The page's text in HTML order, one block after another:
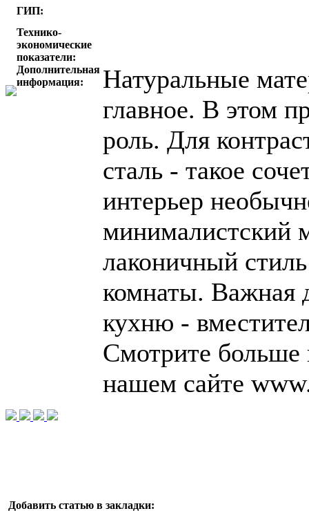
ГИП:
Технико-
экономические
показатели:
Дополнительная
информация:
Натуральные
главное. В этом
роль. Для
сталь - такое
интерьер
минималистский
лаконичный
комнаты. Важная
кухню -
Смотрите больше
нашем сайте
Добавить статью в закладки: